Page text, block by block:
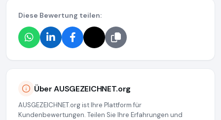
Diese Bewertung teilen:
Über AUSGEZEICHNET.org
AUSGEZEICHNET.org ist Ihre Plattform für
Kundenbewertungen. Teilen Sie Ihre Erfahrungen und